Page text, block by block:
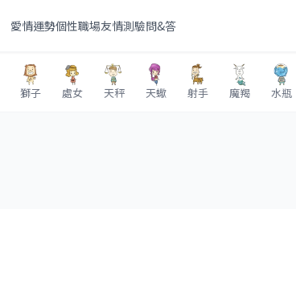
愛情運勢個性職場友情測驗問&答
獅子 處女 天秤 天蠍 射手 魔羯 水瓶